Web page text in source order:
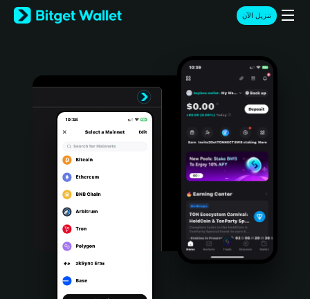
English
日本語
Türkçe
Português (Portugal)
Bahasa Indonesia
Português (Brasil)
تنزيل الآن